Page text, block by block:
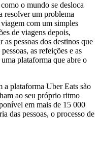
o mundo se desloca
resolver um problema
com um simples
de viagens depois,
pessoas dos destinos que
as refeições e as
plataforma que abre o
a plataforma Uber Eats são
ao seu próprio ritmo
em mais de 15 000
das pessoas, o processo de